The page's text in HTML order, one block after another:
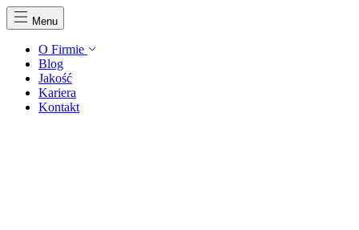
Menu
O Firmie
Blog
Jakość
Kariera
Kontakt